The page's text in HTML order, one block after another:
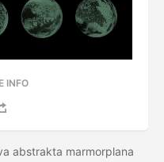
INFO
abstrakta marmorplana